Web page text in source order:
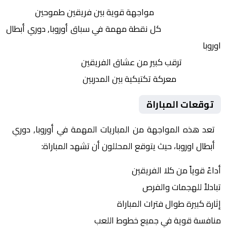
مواجهة قوية بين فريقين طموحين
كل نقطة مهمة في سباق أوروبا, دوري أبطال
اوروبا
ترقب كبير من عشاق الفريقين
معركة تكتيكية بين المدربين
توقعات المباراة
تعد هذه المواجهة من المباريات المهمة في أوروبا, دوري
أبطال اوروبا، حيث يتوقع المحللون أن تشهد المباراة:
أداءً قوياً من كلا الفريقين
تبادلاً للهجمات والفرص
إثارة كبيرة طوال فترات المباراة
منافسة قوية في جميع خطوط اللعب